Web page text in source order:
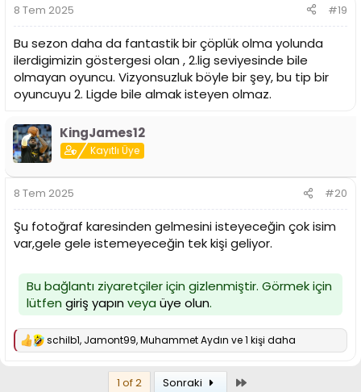
8 Tem 2025 #19
Bu sezon daha da fantastik bir çöplük olma yolunda
ilerdigimizin göstergesi olan , 2.lig seviyesinde bile
olmayan oyuncu. Vizyonsuzluk böyle bir şey, bu tip bir
oyuncuyu 2. Ligde bile almak isteyen olmaz.
KingJames12
Kayıtlı Üye
8 Tem 2025 #20
Şu fotoğraf karesinden gelmesini isteyeceğin çok isim
var,gele gele istemeyeceğin tek kişi geliyor.
Bu bağlantı ziyaretçiler için gizlenmiştir. Görmek için
lütfen giriş yapınveya üye olun.
T
schilb1, Jamont99,Muhammet Aydın ve 1 kişi daha
1 of 2 Sonraki